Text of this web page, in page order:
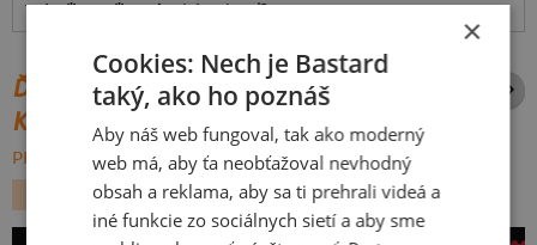
Tabuľka veľkostí: Akú vybrať? rozmery
ĎALŠIE POTLAČE Z ROVNAKEJ
KATEGÓRIE
PREHĽADÁVAŤ VŠETKO:
×
Cookies: Nech je Bastard
taký, ako ho poznáš
Aby náš web fungoval, tak ako moderný
web má, aby ťa neobťažoval nevhodný
obsah a reklama, aby sa ti prehrali videá a
iné funkcie zo sociálnych sietí a aby sme